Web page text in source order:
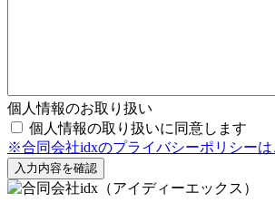
個人情報のお取り扱い
個人情報の取り扱いに同意します
※合同会社idxのプライバシーポリシーは